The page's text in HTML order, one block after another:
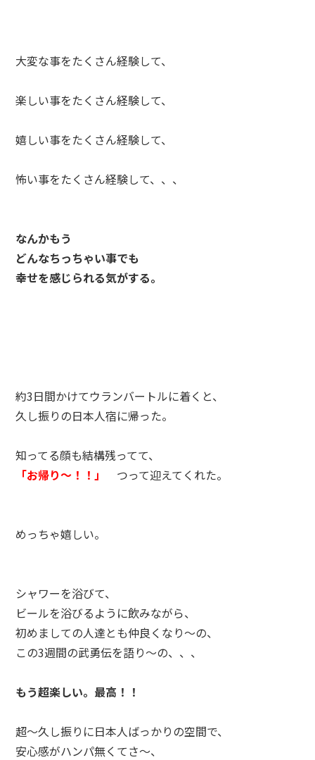
大変な事をたくさん経験して、
楽しい事をたくさん経験して、
嬉しい事をたくさん経験して、
怖い事をたくさん経験して、、、
なんかもう
どんなちっちゃい事でも
幸せを感じられる気がする。
約3日間かけてウランバートルに着くと、
久し振りの日本人宿に帰った。
知ってる顔も結構残ってて、
「お帰り～！！」
つって迎えてくれた。
めっちゃ嬉しい。
シャワーを浴びて、
ビールを浴びるように飲みながら、
初めましての人達とも仲良くなり～の、
この3週間の武勇伝を語り～の、、、
もう超楽しい。最高！！
超～久し振りに日本人ばっかりの空間で、
安心感がハンパ無くてさ～、